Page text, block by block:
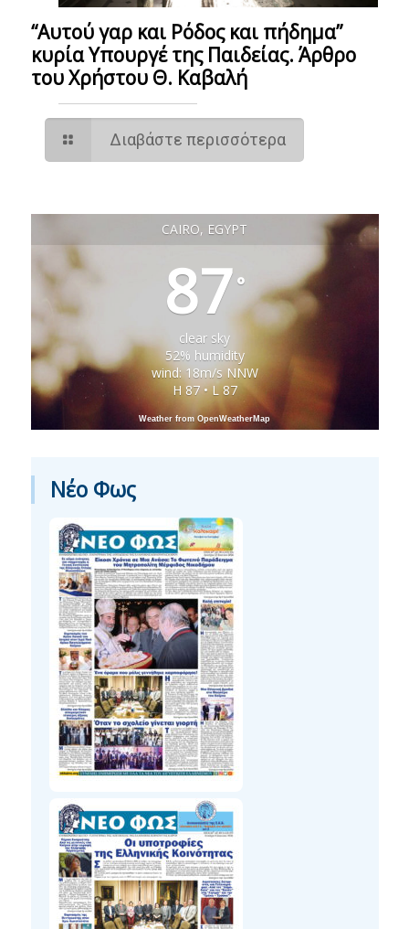
“Αυτού γαρ και Ρόδος και πήδημα”
κυρία Υπουργέ της Παιδείας. Άρθρο
του Χρήστου Θ. Καβαλή
Διαβάστε περισσότερα
CAIRO, EGYPT
87°
clear sky
52% humidity
wind: 18m/s NNW
H 87 • L 87
Weather from OpenWeatherMap
Νέο Φως